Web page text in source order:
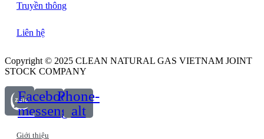
Truyền thông
Liên hệ
Copyright © 2025 CLEAN NATURAL GAS VIETNAM JOINT
STOCK COMPANY
Facebook-
messenger
Phone-
alt
Giới thiệu